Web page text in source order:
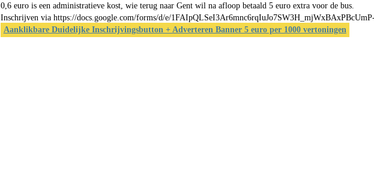
0,6 euro is een administratieve kost, wie terug naar Gent wil na afloop betaald 5 euro extra voor de bus.
Inschrijven via https://docs.google.com/forms/d/e/
Aanklikbare Duidelijke Inschrijvingsbutton + Adverteren Banner 5 euro per 1000 vertoningen